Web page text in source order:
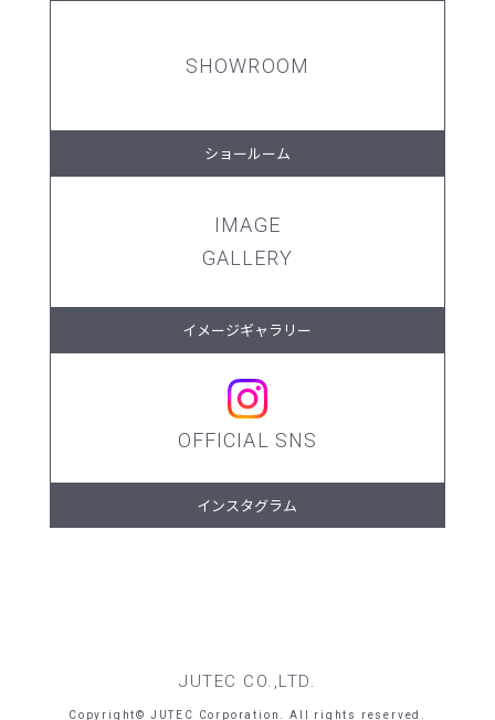
SHOWROOM
ショールーム
IMAGE
GALLERY
イメージギャラリー
OFFICIAL SNS
インスタグラム
JUTEC CO.,LTD.
Copyright© JUTEC Corporation. All rights reserved.